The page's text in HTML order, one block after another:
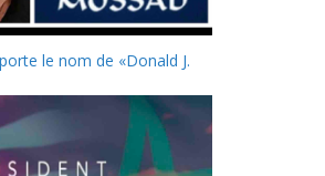
le nom de «Donald J.